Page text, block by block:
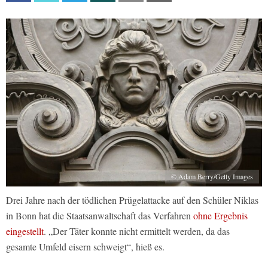
© Adam Berry/Getty Images
Drei Jahre nach der tödlichen Prügelattacke auf den Schüler Niklas
in Bonn hat die Staatsanwaltschaft das Verfahren ohne Ergebnis
eingestellt. „Der Täter konnte nicht ermittelt werden, da das
gesamte Umfeld eisern schweigt“, hieß es.